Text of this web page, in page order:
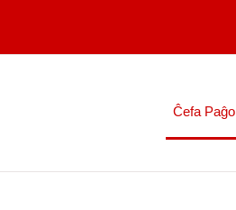
Ĉefa Paĝo